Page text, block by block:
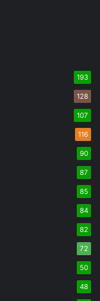
193
128
107
116
90
87
85
84
82
72
50
48